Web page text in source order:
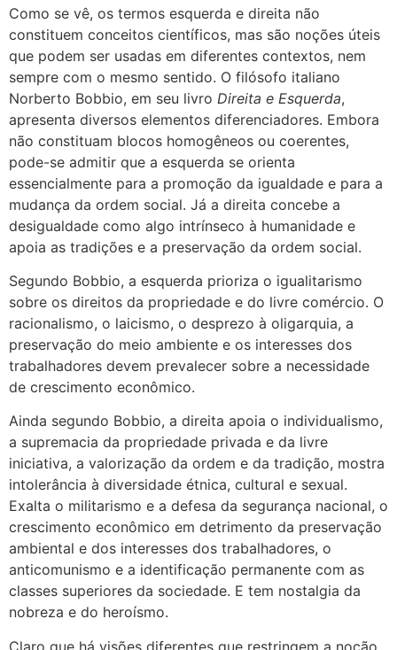
Como se vê, os termos esquerda e direita não
constituem conceitos científicos, mas são noções úteis
que podem ser usadas em diferentes contextos, nem
sempre com o mesmo sentido. O filósofo italiano
Norberto Bobbio, em seu livro Direita e Esquerda,
apresenta diversos elementos diferenciadores. Embora
não constituam blocos homogêneos ou coerentes,
pode-se admitir que a esquerda se orienta
essencialmente para a promoção da igualdade e para a
mudança da ordem social. Já a direita concebe a
desigualdade como algo intrínseco à humanidade e
apoia as tradições e a preservação da ordem social.
Segundo Bobbio, a esquerda prioriza o igualitarismo
sobre os direitos da propriedade e do livre comércio. O
racionalismo, o laicismo, o desprezo à oligarquia, a
preservação do meio ambiente e os interesses dos
trabalhadores devem prevalecer sobre a necessidade
de crescimento econômico.
Ainda segundo Bobbio, a direita apoia o individualismo,
a supremacia da propriedade privada e da livre
iniciativa, a valorização da ordem e da tradição, mostra
intolerância à diversidade étnica, cultural e sexual.
Exalta o militarismo e a defesa da segurança nacional, o
crescimento econômico em detrimento da preservação
ambiental e dos interesses dos trabalhadores, o
anticomunismo e a identificação permanente com as
classes superiores da sociedade. E tem nostalgia da
nobreza e do heroísmo.
Claro que há visões diferentes que restringem a noção